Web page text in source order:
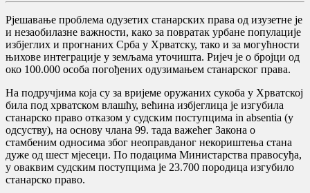
Рјешавање проблема одузетих станарских права од изузетне је
и незаобилазне важности, како за повратак урбане популације
избјеглих и прогнаних Срба у Хрватску, тако и за могућности
њихове интеграције у земљама уточишта. Ријеч је о бројци од
око 100.000 особа погођених одузимањем станарског права.
На подручјима која су за вријеме оружаних сукоба у Хрватској
била под хрватском влашћу, већина избјеглица је изгубила
станарско право отказом у судским поступцима in absentia (у
одсуству), на основу члана 99. тада важећег Закона о
стамбеним односима због неоправданог некориштења стана
дуже од шест мјесеци. По подацима Министарства правосуђа,
у оваквим судским поступцима je 23.700 породица изгубило
станарско право.